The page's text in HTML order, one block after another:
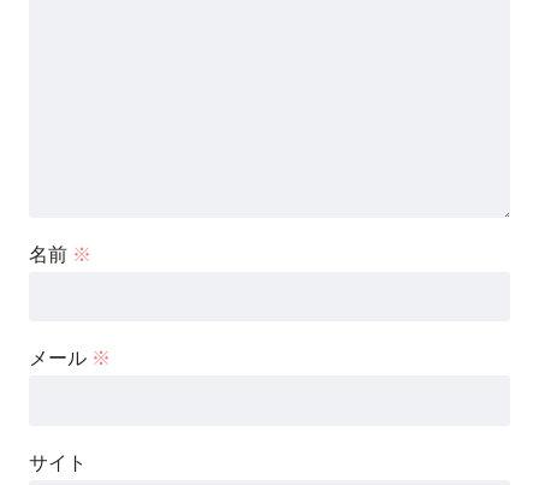
名前 ※
メール ※
サイト